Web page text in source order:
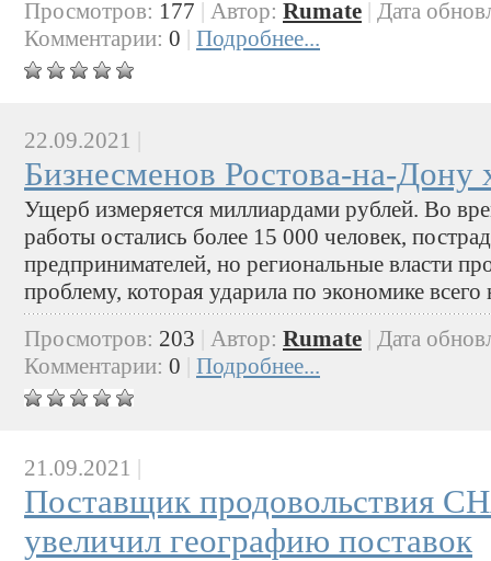
Просмотров: 177 | Автор: Rumate | Дата
Комментарии: 0 | Подробнее...
22.09.2021
Бизнесменов Ростова-на-Дону
Ущерб измеряется миллиардами рублей. Во
работы остались более 15 000 человек,
предпринимателей, но региональные власти
проблему, которая ударила по экономике
Просмотров: 203 Автор: Rumate
Дата
Комментарии: 0 Подробнее...
21.09.2021 |
Поставщик
увеличил географию поставок